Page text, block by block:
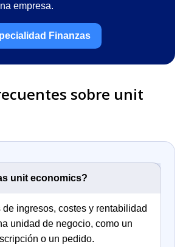
empresa.
Finanzas
sobre unit
unit economics?
ingresos, costes y rentabilidad
unidad de negocio, como un
o un pedido.